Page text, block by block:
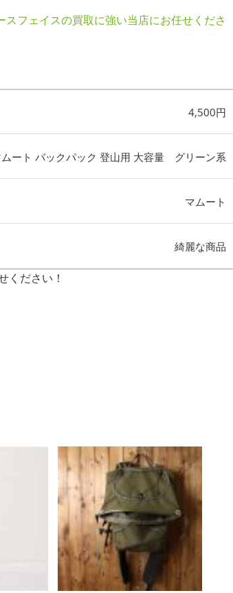
フェイスの買取に強い当店にお任せくださ
4,500円
ムート バックパック 登山用 大容量 グリーン系
マムート
綺麗な商品
ください！